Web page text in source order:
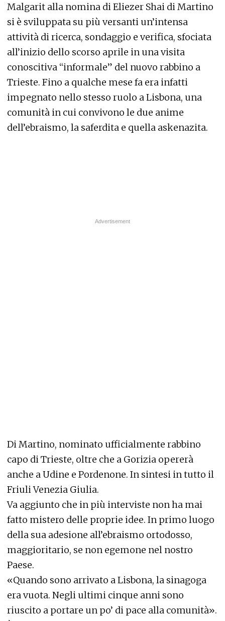
Malgarit alla nomina di Eliezer Shai di Martino
si è sviluppata su più versanti un’intensa
attività di ricerca, sondaggio e verifica, sfociata
all’inizio dello scorso aprile in una visita
conoscitiva “informale” del nuovo rabbino a
Trieste. Fino a qualche mese fa era infatti
impegnato nello stesso ruolo a Lisbona, una
comunità in cui convivono le due anime
dell’ebraismo, la saferdita e quella askenazita.
Di Martino, nominato ufficialmente rabbino
capo di Trieste, oltre che a Gorizia opererà
anche a Udine e Pordenone. In sintesi in tutto il
Friuli Venezia Giulia.
Va aggiunto che in più interviste non ha mai
fatto mistero delle proprie idee. In primo luogo
della sua adesione all’ebraismo ortodosso,
maggioritario, se non egemone nel nostro
Paese.
«Quando sono arrivato a Lisbona, la sinagoga
era vuota. Negli ultimi cinque anni sono
riuscito a portare un po’ di pace alla comunità».